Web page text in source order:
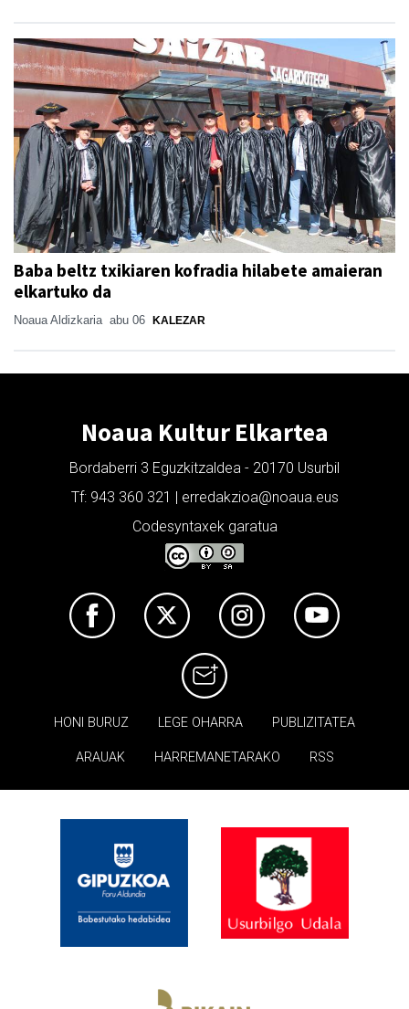
Baba beltz txikiaren kofradia hilabete amaieran
elkartuko da
Noaua Aldizkaria abu 06 KALEZAR
Noaua Kultur Elkartea
Bordaberri 3 Eguzkitzaldea - 20170 Usurbil
Tf: 943 360 321 | erredakzioa@noaua.eus
Codesyntaxek garatua
HONI BURUZ LEGE OHARRA PUBLIZITATEA
ARAUAK HARREMANETARAKO RSS